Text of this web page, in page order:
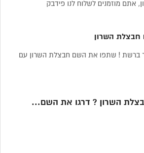
אתם מוזמנים לשלוח לנו פידבק
השרון
ברשת ! שתפו את השם חבצלת השרון עם
השרון ? דרגו את השם...